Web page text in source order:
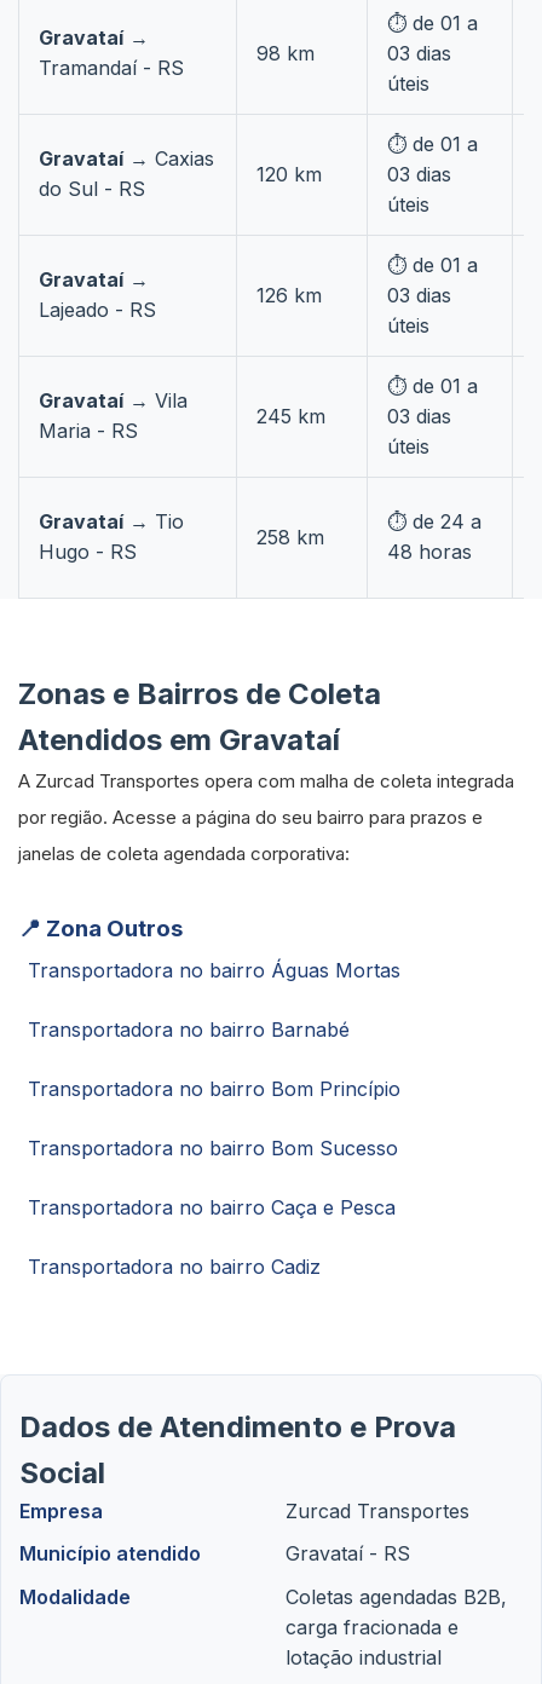
Gravataí→
Tramandaí - RS
98 km
⏱️ de 01 a
03 dias
úteis
Gravataí→ Caxias
do Sul - RS
120 km
⏱️ de 01 a
03 dias
úteis
Gravataí→
Lajeado - RS
126 km
⏱️ de 01 a
03 dias
úteis
Gravataí→ Vila
Maria - RS
245 km
⏱️ de 01 a
03 dias
úteis
Gravataí→ Tio
Hugo - RS
258 km
⏱️ de 24 a
48 horas
Zonas e Bairros de Coleta
Atendidos em Gravataí
A Zurcad Transportes opera com malha de coleta integrada
por região. Acesse a página do seu bairro para prazos e
janelas de coleta agendada corporativa:
📍 Zona Outros
Transportadora no bairro Águas Mortas
Transportadora no bairro Barnabé
Transportadora no bairro Bom Princípio
Transportadora no bairro Bom Sucesso
Transportadora no bairro Caça e Pesca
Transportadora no bairro Cadiz
Dados de Atendimento e Prova
Social
Empresa
Zurcad Transportes
Município atendido
Gravataí - RS
Modalidade
Coletas agendadas B2B,
carga fracionada e
lotação industrial